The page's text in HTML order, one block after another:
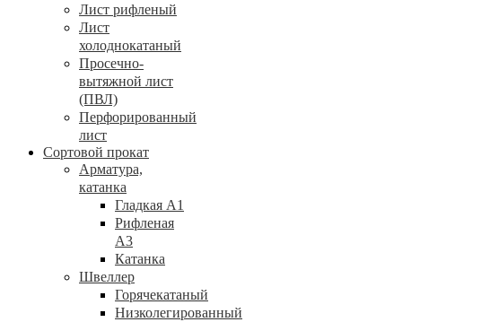
Лист рифленый
Лист
холоднокатаный
Просечно-
вытяжной лист
(ПВЛ)
Перфорированный
лист
Сортовой прокат
Арматура,
катанка
Гладкая А1
Рифленая
А3
Катанка
Швеллер
Горячекатаный
Низколегированный